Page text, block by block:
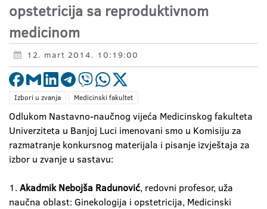
opstetricija sa reproduktivnom
medicinom
12. mart 2014. 10:19:00
Izbori u zvanja Medicinski fakultet
Odlukom Nastavno-naučnog vijeća Medicinskog fakulteta
Univerziteta u Banjoj Luci imenovani smo u Komisiju za
razmatranje konkursnog materijala i pisanje izvještaja za
izbor u zvanje u sastavu:
1. Akadmik Nebojša Radunović, redovni profesor, uža
naučna oblast: Ginekologija i opstetricija, Medicinski